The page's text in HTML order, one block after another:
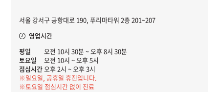
서울 강서구 공항대로 190, 푸리마타워 2층 201~207
영업시간
평일
오전 10시 30분 ~ 오후 8시 30분
토요일
오전 10시 ~ 오후 5시
점심시간오후 2시 ~ 오후 3시
※일요일, 공휴일 휴진입니다.
※토요일 점심시간 없이 진료